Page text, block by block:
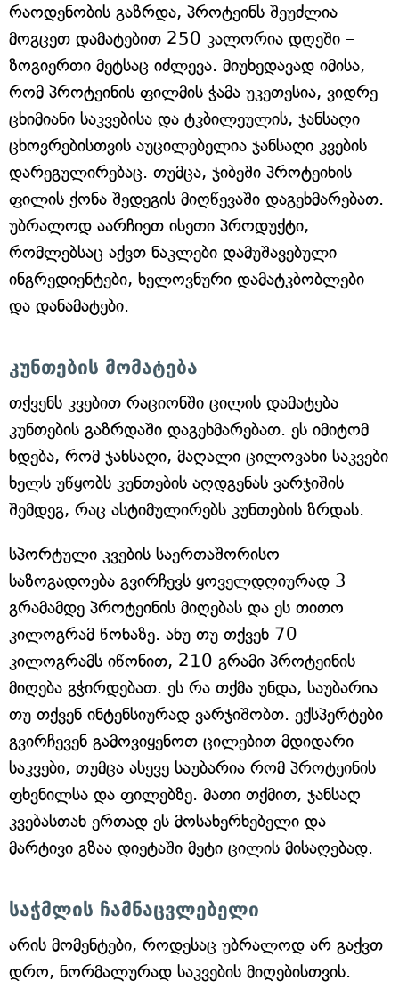
რაოდენობის გაზრდა, პროტეინს შეუძლია
მოგცეთ დამატებით 250 კალორია დღეში –
ზოგიერთი მეტსაც იძლევა. მიუხედავად იმისა,
რომ პროტეინის ფილმის ჭამა უკეთესია, ვიდრე
ცხიმიანი საკვებისა და ტკბილეულის, ჯანსაღი
ცხოვრებისთვის აუცილებელია ჯანსაღი კვების
დარეგულირებაც. თუმცა, ჯიბეში პროტეინის
ფილის ქონა შედეგის მიღწევაში დაგეხმარებათ.
უბრალოდ აარჩიეთ ისეთი პროდუქტი,
რომლებსაც აქვთ ნაკლები დამუშავებული
ინგრედიენტები, ხელოვნური დამატკბობლები
და დანამატები.
კუნთების მომატება
თქვენს კვებით რაციონში ცილის დამატება
კუნთების გაზრდაში დაგეხმარებათ. ეს იმიტომ
ხდება, რომ ჯანსაღი, მაღალი ცილოვანი საკვები
ხელს უწყობს კუნთების აღდგენას ვარჯიშის
შემდეგ, რაც ასტიმულირებს კუნთების ზრდას.
სპორტული კვების საერთაშორისო
საზოგადოება გვირჩევს ყოველდღიურად 3
გრამამდე პროტეინის მიღებას და ეს თითო
კილოგრამ წონაზე. ანუ თუ თქვენ 70
კილოგრამს იწონით, 210 გრამი პროტეინის
მიღება გჭირდებათ. ეს რა თქმა უნდა, საუბარია
თუ თქვენ ინტენსიურად ვარჯიშობთ. ექსპერტები
გვირჩევენ გამოვიყენოთ ცილებით მდიდარი
საკვები, თუმცა ასევე საუბარია რომ პროტეინის
ფხვნილსა და ფილებზე. მათი თქმით, ჯანსაღ
კვებასთან ერთად ეს მოსახერხებელი და
მარტივი გზაა დიეტაში მეტი ცილის მისაღებად.
საჭმლის ჩამნაცვლებელი
არის მომენტები, როდესაც უბრალოდ არ გაქვთ
დრო, ნორმალურად საკვების მიღებისთვის.